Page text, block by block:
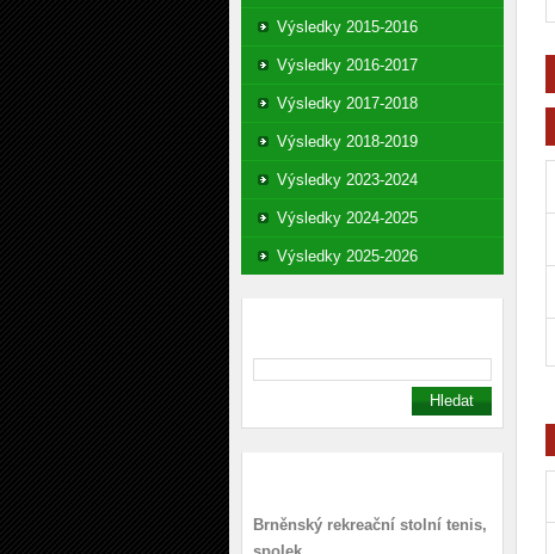
Výsledky 2015-2016
Výsledky 2016-2017
Výsledky 2017-2018
Výsledky 2018-2019
Výsledky 2023-2024
Výsledky 2024-2025
Výsledky 2025-2026
Brněnský rekreační stolní tenis,